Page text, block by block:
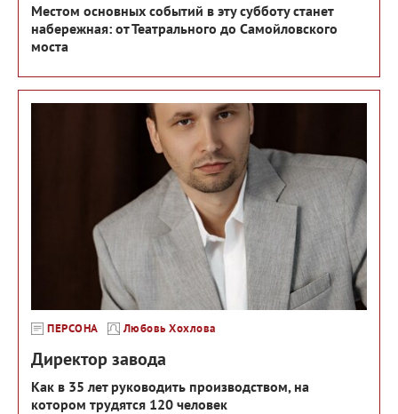
Местом основных событий в эту субботу станет
набережная: от Театрального до Самойловского
моста
ПЕРСОНА Любовь Хохлова
Директор завода
Как в 35 лет руководить производством, на
котором трудятся 120 человек